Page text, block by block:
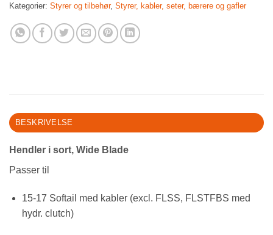
Kategorier: Styrer og tilbehør, Styrer, kabler, seter, bærere og gafler
BESKRIVELSE
Hendler i sort, Wide Blade
Passer til
15-17 Softail med kabler (excl. FLSS, FLSTFBS med
hydr. clutch)